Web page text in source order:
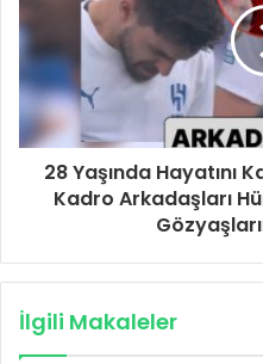
28 Yaşında Hayatını
Kadro Arkadaşları
İlgili Makaleler